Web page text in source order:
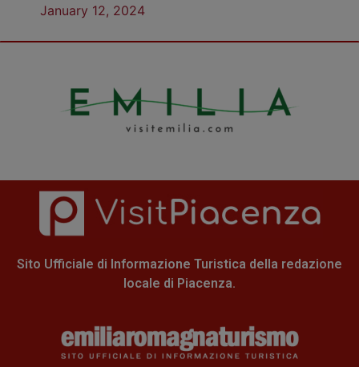
January 12, 2024
Sito Ufficiale di Informazione Turistica della redazione
locale di Piacenza.